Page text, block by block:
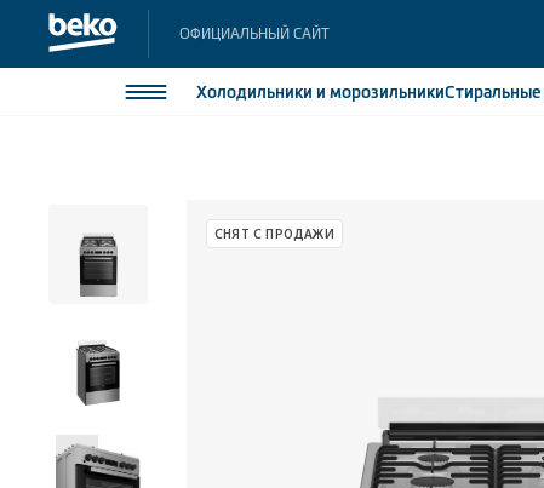
ОФИЦИАЛЬНЫЙ САЙТ
Холодильники и морозильникиСтиральные
Стиральные и сушильные машины
Посудомоечные машины
Встраиваемая техника
Малая бытовая техника
СНЯТ С ПРОДАЖИ